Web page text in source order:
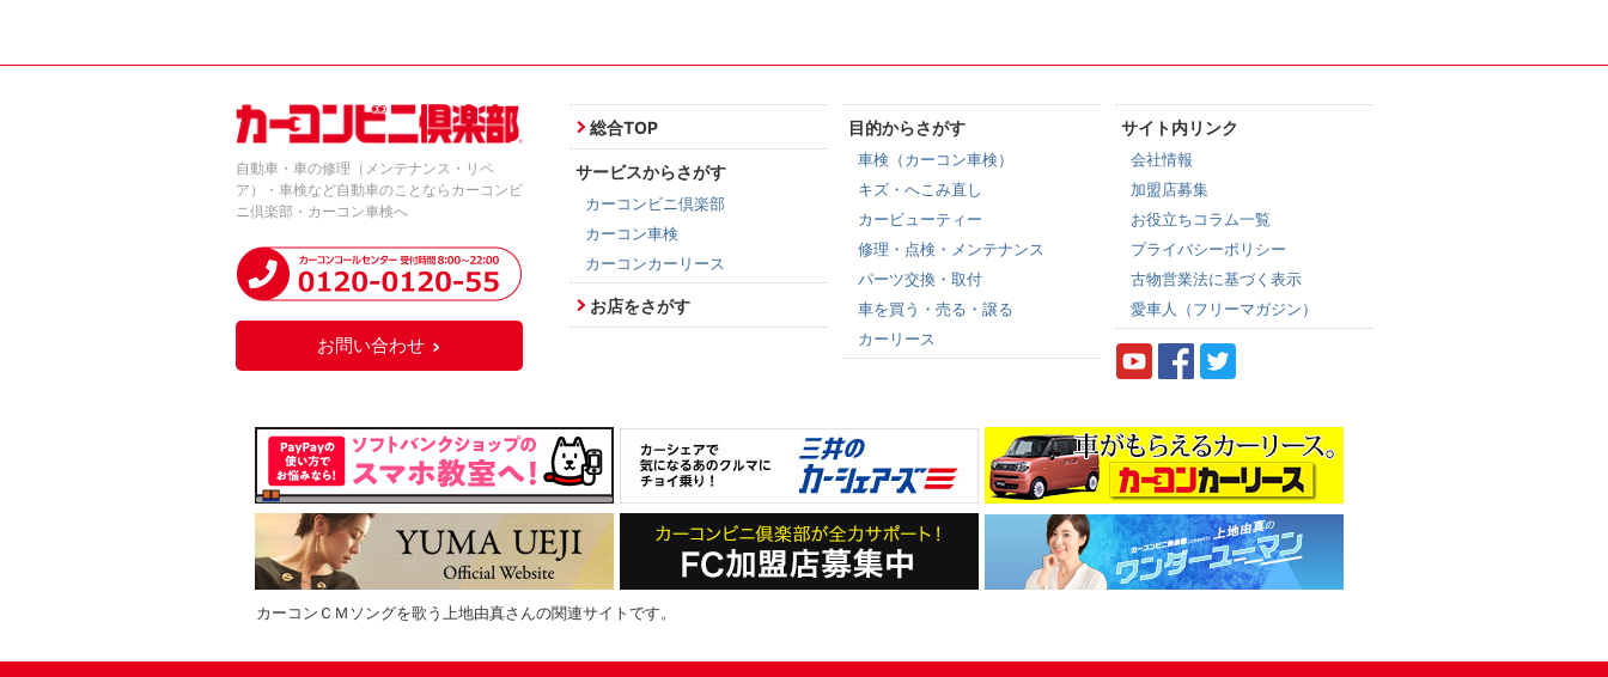
自動車・車の修理（メンテナンス・リペ
ア）・車検など自動車のことならカーコンビ
ニ倶楽部・カーコン車検へ
お問い合わせ
総合TOP
サービスからさがす
カーコンビニ倶楽部
カーコン車検
カーコンカーリース
お店をさがす
目的からさがす
車検（カーコン車検）
キズ・へこみ直し
カービューティー
修理・点検・メンテナンス
パーツ交換・取付
車を買う・売る・譲る
カーリース
サイト内リンク
会社情報
加盟店募集
お役立ちコラム一覧
プライバシーポリシー
古物営業法に基づく表示
愛車人（フリーマガジン）
カーコンＣＭソングを歌う上地由真さんの関連サイトです。